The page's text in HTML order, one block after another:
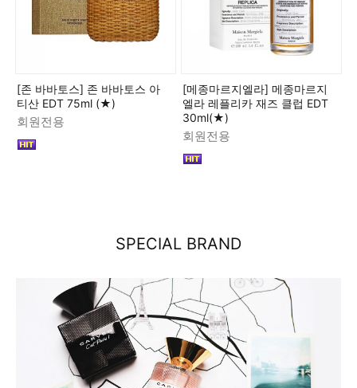
[존 바바토스] 존 바바토스 아
티산 EDT 75ml (★)
회원전용
[메종마르지엘라] 메종마르지
엘라 레플리카 재즈 클럽 EDT
30ml(★)
회원전용
SPECIAL BRAND